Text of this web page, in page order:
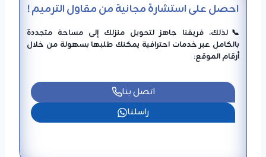
احصل على استشارة مجانية من مقاول الترميم !
📞لذلك، فريقنا جاهز لتحويل منزلك إلى مساحة متجددة
بالكامل عبر خدمات احترافية يمكنك طلبها بسهولة من خلال
أرقام الموقع:
اتصل بنا
راسلنا